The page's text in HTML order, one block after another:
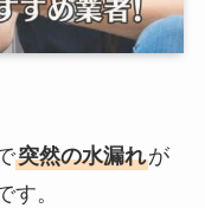
突然の水漏れが
す。